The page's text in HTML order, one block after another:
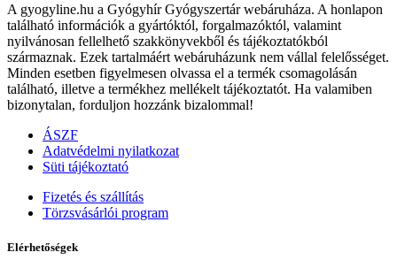
A gyogyline.hu a Gyógyhír Gyógyszertár webáruháza. A honlapon
található információk a gyártóktól, forgalmazóktól, valamint
nyilvánosan fellelhető szakkönyvekből és tájékoztatókból
származnak. Ezek tartalmáért webáruházunk nem vállal felelősséget.
Minden esetben figyelmesen olvassa el a termék csomagolásán
található, illetve a termékhez mellékelt tájékoztatót. Ha valamiben
bizonytalan, forduljon hozzánk bizalommal!
ÁSZF
Adatvédelmi nyilatkozat
Süti tájékoztató
Fizetés és szállítás
Törzsvásárlói program
Elérhetőségek